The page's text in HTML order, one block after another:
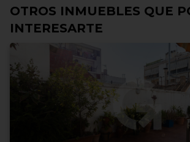
OTROS INMUEBLES QUE
INTERESARTE